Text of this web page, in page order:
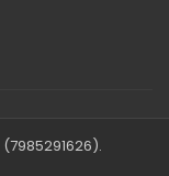
(7985291626).